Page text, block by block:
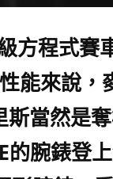
方程式賽
能來說
斯當然是
的腕錶登